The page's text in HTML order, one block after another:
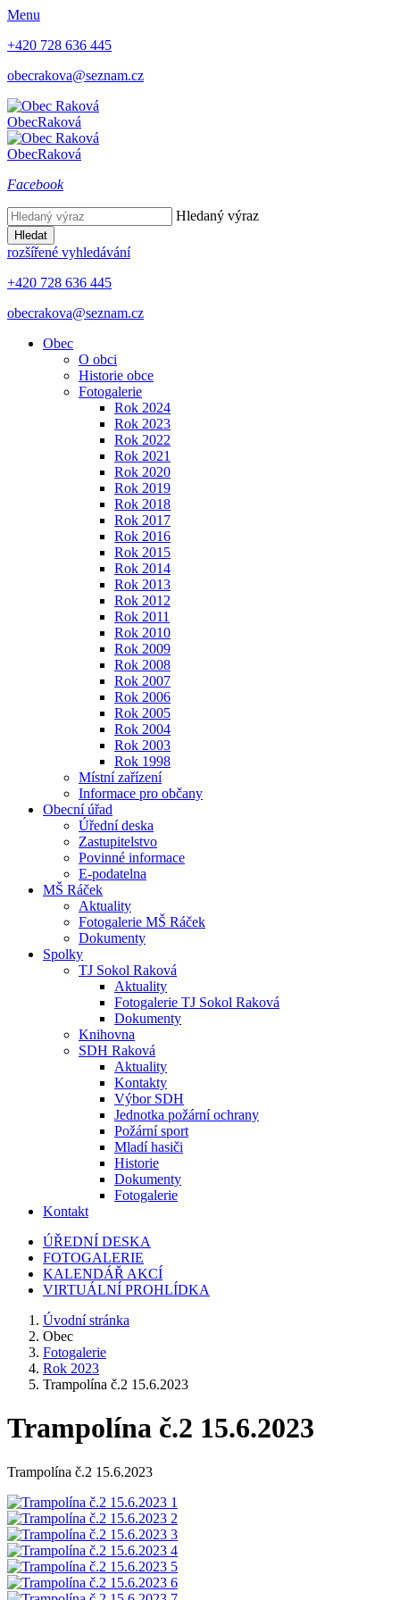
Menu
+420 728 636 445
obecrakova@seznam.cz
ObecRaková
ObecRaková
Facebook
Hledaný výraz
Hledat
rozšířené vyhledávání
+420 728 636 445
obecrakova@seznam.cz
Obec
O obci
Historie obce
Fotogalerie
Rok 2024
Rok 2023
Rok 2022
Rok 2021
Rok 2020
Rok 2019
Rok 2018
Rok 2017
Rok 2016
Rok 2015
Rok 2014
Rok 2013
Rok 2012
Rok 2011
Rok 2010
Rok 2009
Rok 2008
Rok 2007
Rok 2006
Rok 2005
Rok 2004
Rok 2003
Rok 1998
Místní zařízení
Informace pro občany
Obecní úřad
Úřední deska
Zastupitelstvo
Povinné informace
E-podatelna
MŠ Ráček
Aktuality
Fotogalerie MŠ Ráček
Dokumenty
Spolky
TJ Sokol Raková
Aktuality
Fotogalerie TJ Sokol Raková
Dokumenty
Knihovna
SDH Raková
Aktuality
Kontakty
Výbor SDH
Jednotka požární ochrany
Požární sport
Mladí hasiči
Historie
Dokumenty
Fotogalerie
Kontakt
ÚŘEDNÍ DESKA
FOTOGALERIE
KALENDÁŘ AKCÍ
VIRTUÁLNÍ PROHLÍDKA
Úvodní stránka
Obec
Fotogalerie
Rok 2023
Trampolína č.2 15.6.2023
Trampolína č.2 15.6.2023
Trampolína č.2 15.6.2023